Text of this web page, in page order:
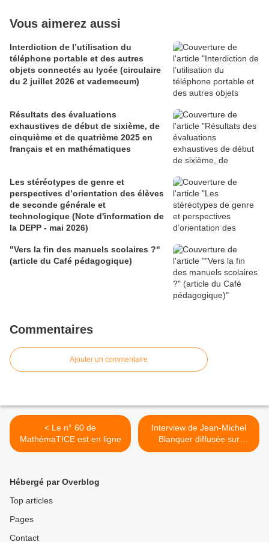
Vous aimerez aussi
Interdiction de l’utilisation du
téléphone portable et des autres
objets connectés au lycée (circulaire
du 2 juillet 2026 et vademecum)
Résultats des évaluations
exhaustives de début de sixième, de
cinquième et de quatrième 2025 en
français et en mathématiques
Les stéréotypes de genre et
perspectives d’orientation des élèves
de seconde générale et
technologique (Note d'information de
la DEPP - mai 2026)
"Vers la fin des manuels scolaires ?"
(article du Café pédagogique)
Commentaires
Ajouter un commentaire
< Le n° 60 de
MathémaTICE est en ligne
Interview de Jean-Michel
Blanquer diffusée sur
BFMTV et RMC le lundi 28
Hébergé par Overblog
Top articles
Pages
Contact